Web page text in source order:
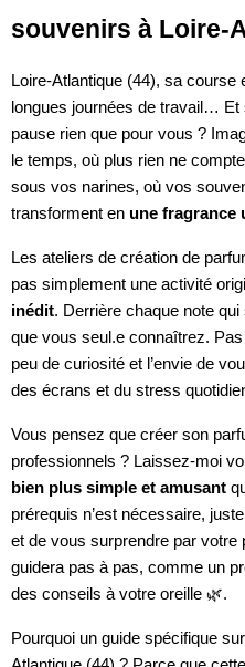
souvenirs à Loire-
Loire-Atlantique (44), sa
longues journées de travail…
pause rien que pour vous ?
le temps, où plus rien ne
sous vos narines, où vos
transforment en une fragrance
Les ateliers de création de
pas simplement une activité
inédit. Derrière chaque note qui
que vous seul.e connaîtrez.
peu de curiosité et l’envie de
des écrans et du stress
Vous pensez que créer son
professionnels ? Laissez-moi
bien plus simple et amusant
prérequis n’est nécessaire,
et de vous surprendre par votre
guidera pas à pas, comme un
des conseils à votre oreille 🌿.
Pourquoi un guide spécifique